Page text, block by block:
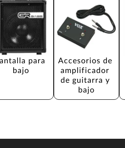
para
bajo
Accesorios de
amplificador
de guitarra y
bajo